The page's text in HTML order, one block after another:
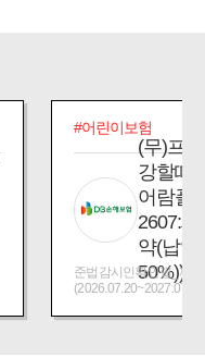
#어린이보험
(무)프
강할때
어람플
2607:
약(납입
50%))
준법감시인확인필_제